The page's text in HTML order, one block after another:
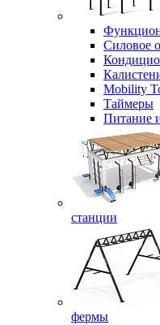
Силовое
Mobility
Таймеры
Питание
станции
фермы